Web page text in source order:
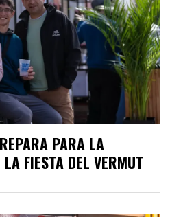
PARA LA
FIESTA DEL VERMUT